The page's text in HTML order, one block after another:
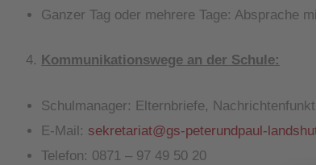
Ganzer Tag oder mehrere Tage: Absprache
Kommunikationswege an der Schule:
Schulmanager: Elternbriefe,
E-Mail: sekretariat@gs-peterundpaul-
Telefon: 0871 – 97 49 50 20